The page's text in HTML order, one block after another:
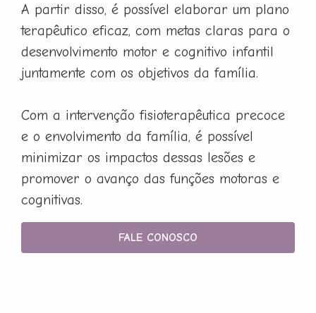
A partir disso, é possível elaborar um plano
terapêutico eficaz, com metas claras para o
desenvolvimento motor e cognitivo infantil
juntamente com os objetivos da família.
Com a intervenção fisioterapêutica precoce
e o envolvimento da família, é possível
minimizar os impactos dessas lesões e
promover o avanço das funções motoras e
cognitivas.
FALE CONOSCO